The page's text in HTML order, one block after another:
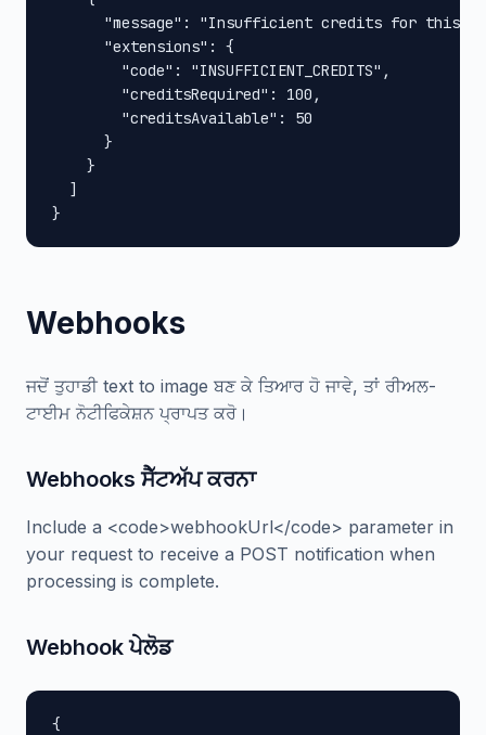
"message": "Insufficient credits for this
      "extensions": {
        "code": "INSUFFICIENT_CREDITS",
        "creditsRequired": 100,
        "creditsAvailable": 50
      }
    }
  ]
}
Webhooks
ਜਦੋਂ ਤੁਹਾਡੀ text to image ਬਣ ਕੇ ਤਿਆਰ ਹੋ ਜਾਵੇ, ਤਾਂ ਰੀਅਲ-
ਟਾਈਮ ਨੋਟੀਫਿਕੇਸ਼ਨ ਪ੍ਰਾਪਤ ਕਰੋ।
Webhooks ਸੈੱਟਅੱਪ ਕਰਨਾ
Include a <code>webhookUrl</code> parameter in
your request to receive a POST notification when
processing is complete.
Webhook ਪੇਲੋਡ
{